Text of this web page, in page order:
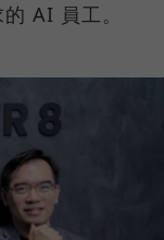
AI 員工。